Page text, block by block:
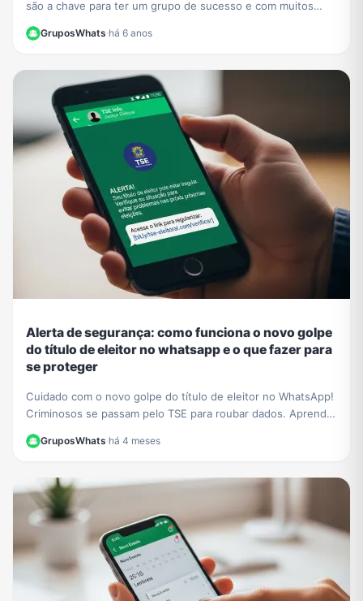
são a chave para ter um grupo de sucesso e com muitos
GruposWhats·há 6 anos
Alerta de segurança: como funciona o novo golpe
do título de eleitor no whatsapp e o que fazer para
se proteger
Cuidado com o novo golpe do título de eleitor no WhatsApp!
Criminosos se passam pelo TSE para roubar dados. Aprenda
GruposWhats·há 4 meses